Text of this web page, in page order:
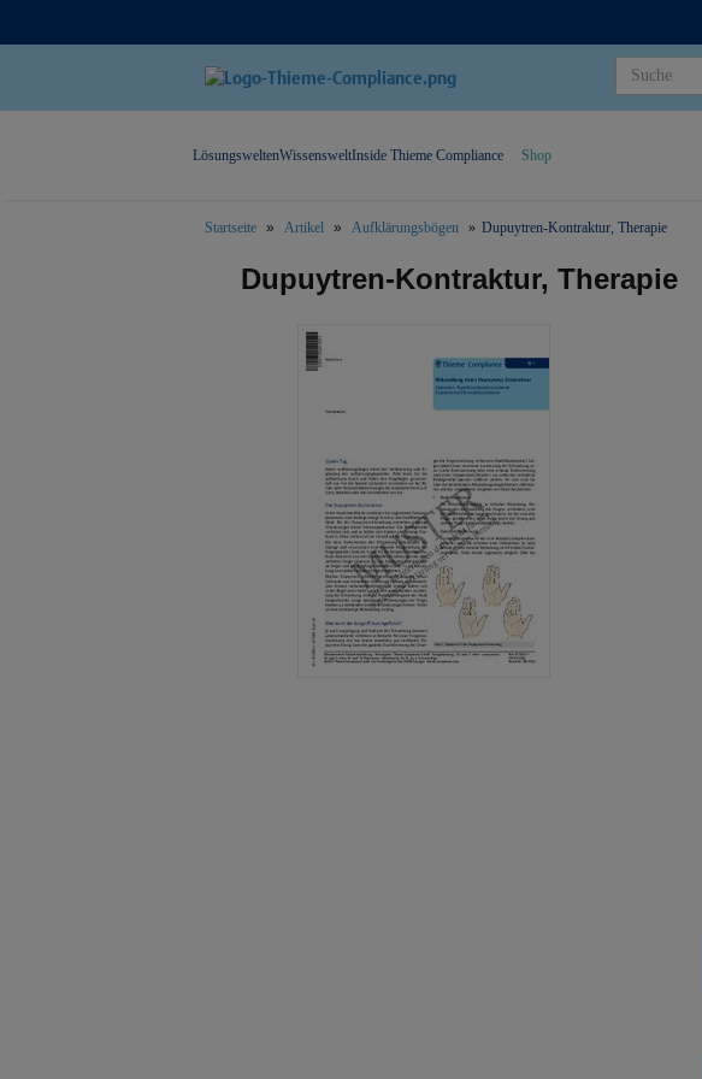
LösungsweltenWissensweltInside Thieme Compliance Shop
Startseite Artikel Aufklärungsbögen Dupuytren-Kontraktur, Therapie
Dupuytren-Kontraktur, Therapie